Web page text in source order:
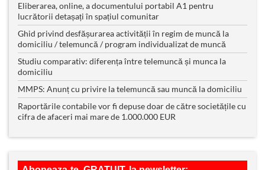
Eliberarea, online, a documentului portabil A1 pentru
lucrătorii detașați în spațiul comunitar
Ghid privind desfășurarea activității în regim de muncă la
domiciliu / telemuncă / program individualizat de muncă
Studiu comparativ: diferența între telemuncă și munca la
domiciliu
MMPS: Anunț cu privire la telemuncă sau muncă la domiciliu
Raportările contabile vor fi depuse doar de către societățile cu
cifra de afaceri mai mare de 1.000.000 EUR